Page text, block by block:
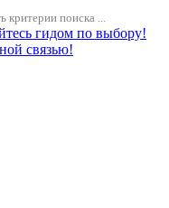
поиска ...
гидом по выбору!
связью!